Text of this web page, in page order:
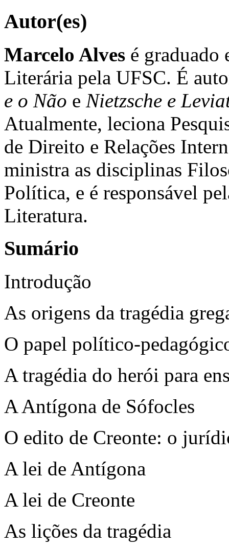
Autor(es)
Marcelo Alves é graduado
Literária pela UFSC. É
e o Não e Nietzsche e
Atualmente, leciona
de Direito e Relações
ministra as disciplinas
Política, e é responsável
Literatura.
Sumário
Introdução
As origens da tragédia
O papel político-
A tragédia do herói para
A Antígona de Sófocles
O edito de Creonte: o
A lei de Antígona
A lei de Creonte
As lições da tragédia